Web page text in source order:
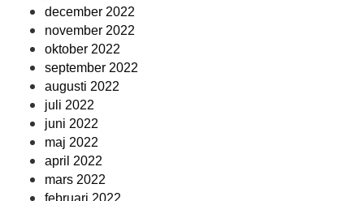
december 2022
november 2022
oktober 2022
september 2022
augusti 2022
juli 2022
juni 2022
maj 2022
april 2022
mars 2022